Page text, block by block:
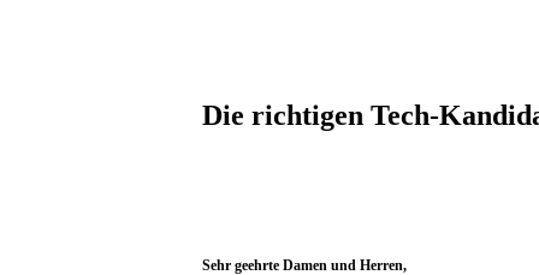
Die richtigen Tech-
Sehr geehrte Damen und Herren,